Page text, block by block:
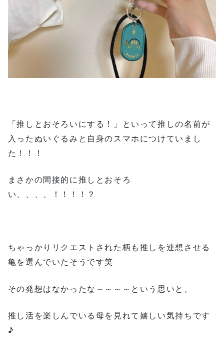
「推しとおそろいにする！」といって推しの名前が
入ったぬいぐるみと自身のスマホにつけていまし
た！！！
まさかの間接的に推しとおそろ
い、、、、！！！！？
ちゃっかりリクエストされた柄も推しを連想させる
亀を選んでいたそうです笑
その発想はなかったな～～～～という思いと、
推し活を楽しんでいる母を見れて嬉しい気持ちです
♪